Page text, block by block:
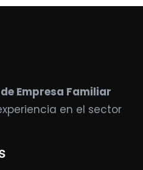
Empresa Familiar
en el sector